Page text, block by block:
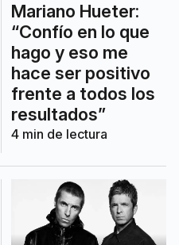
Mariano Hueter:
“Confío en lo que
hago y eso me
hace ser positivo
frente a todos los
resultados”
4min de lectura